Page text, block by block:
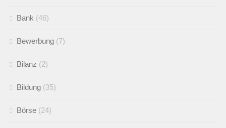
Bank (46)
Bewerbung (7)
Bilanz (2)
Bildung (35)
Börse (24)